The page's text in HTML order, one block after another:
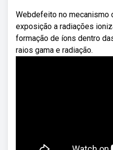
Webdefeito no mecanismo
exposição a radiações
formação de íons dentro
raios gama e radiação.